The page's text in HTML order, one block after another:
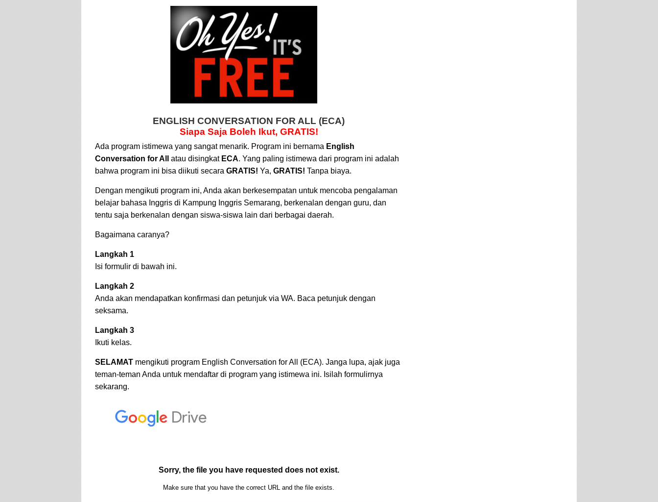
ENGLISH CONVERSATION FOR ALL (ECA)
Siapa Saja Boleh Ikut, GRATIS!
Ada program istimewa yang sangat menarik. Program ini bernama English
Conversation for All
atau disingkat ECA. Yang paling istimewa dari program ini adalah
bahwa program ini bisa diikuti secara GRATIS! Ya, GRATIS! Tanpa biaya.
Dengan mengikuti program ini, Anda akan berkesempatan untuk mencoba pengalaman
belajar bahasa Inggris di Kampung Inggris Semarang, berkenalan dengan guru, dan
tentu saja berkenalan dengan siswa-siswa lain dari berbagai daerah.
Bagaimana caranya?
Langkah 1
Isi formulir di bawah ini.
Langkah 2
Anda akan mendapatkan konfirmasi dan petunjuk via WA. Baca petunjuk dengan
seksama.
Langkah 3
Ikuti kelas.
SELAMAT mengikuti program English Conversation for All (ECA). Janga lupa, ajak juga
teman-teman Anda untuk mendaftar di program yang istimewa ini. Isilah formulirnya
sekarang.